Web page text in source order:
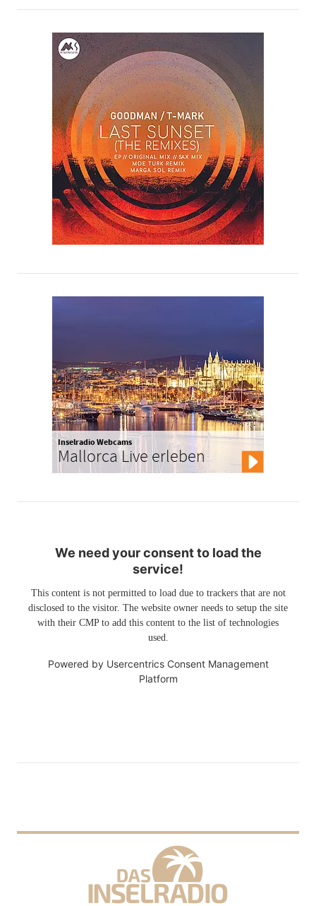
Inselradio Webcams
Mallorca Live erleben
We need your consent to load the
service!
This content is not permitted to load due to trackers that are not
disclosed to the visitor. The website owner needs to setup the site
with their CMP to add this content to the list of technologies
used.
Powered by Usercentrics Consent Management
Platform